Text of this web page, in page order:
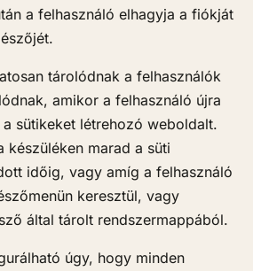
a felhasználó elhagyja a fiókját
tárolódnak a felhasználók
amikor a felhasználó újra
sütikeket létrehozó weboldalt.
készüléken marad a süti
időig, vagy amíg a felhasználó
keresztül, vagy
által tárolt rendszermappából.
úgy, hogy minden